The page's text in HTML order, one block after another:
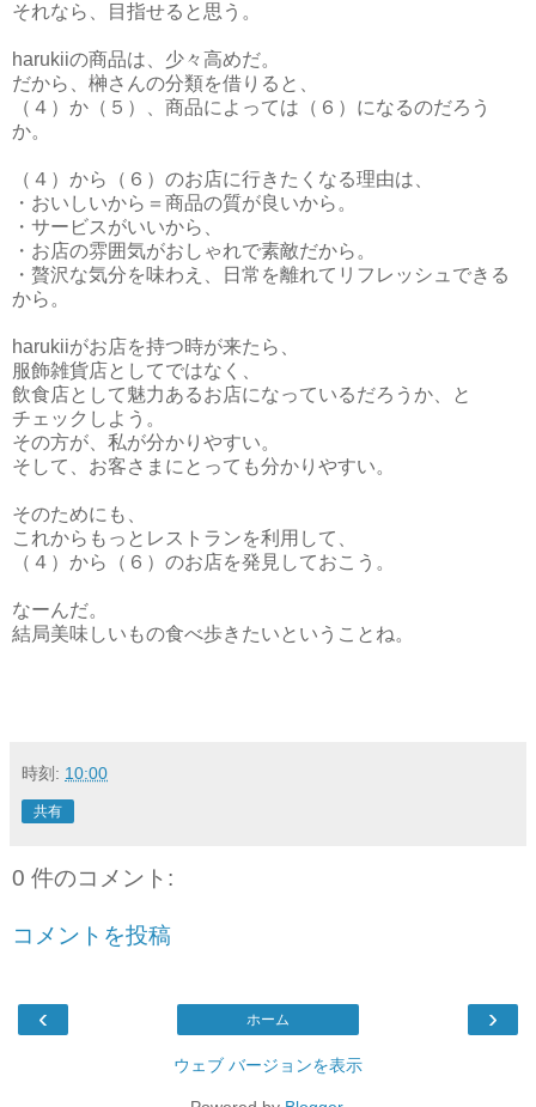
それなら、目指せると思う。
harukiiの商品は、少々高めだ。
だから、榊さんの分類を借りると、
（４）か（５）、商品によっては（６）になるのだろう
か。
（４）から（６）のお店に行きたくなる理由は、
・おいしいから＝商品の質が良いから。
・サービスがいいから、
・お店の雰囲気がおしゃれで素敵だから。
・贅沢な気分を味わえ、日常を離れてリフレッシュできる
から。
harukiiがお店を持つ時が来たら、
服飾雑貨店としてではなく、
飲食店として魅力あるお店になっているだろうか、と
チェックしよう。
その方が、私が分かりやすい。
そして、お客さまにとっても分かりやすい。
そのためにも、
これからもっとレストランを利用して、
（４）から（６）のお店を発見しておこう。
なーんだ。
結局美味しいもの食べ歩きたいということね。
時刻: 10:00
共有
0 件のコメント:
コメントを投稿
‹ ›
ホーム
ウェブ バージョンを表示